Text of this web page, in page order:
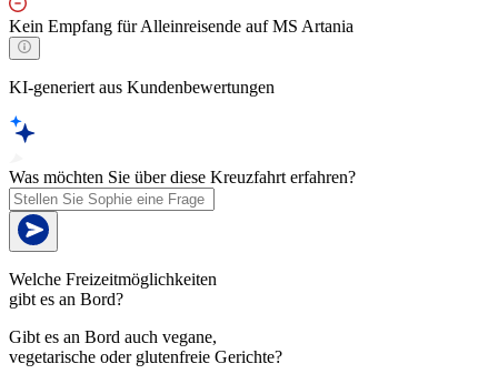
Kein Empfang für Alleinreisende auf MS Artania
KI-generiert aus Kundenbewertungen
Was möchten Sie über diese Kreuzfahrt erfahren?
Welche Freizeitmöglichkeiten
gibt es an Bord?
Gibt es an Bord auch vegane,
vegetarische oder glutenfreie Gerichte?